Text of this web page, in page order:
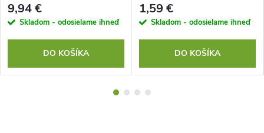
9,94 €
Skladom - odosielame ihneď
DO KOŠÍKA
1,59 €
Skladom - odosielame ihneď
DO KOŠÍKA